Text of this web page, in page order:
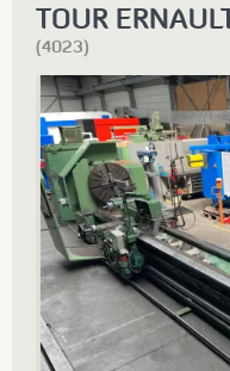
TOUR
(4023)